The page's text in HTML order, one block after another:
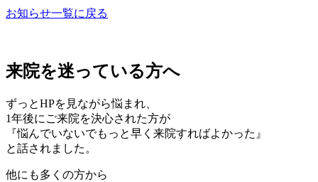
お知らせ一覧に戻る
来院を迷っている方へ
ずっとHPを見ながら悩まれ、
1年後にご来院を決心された方が
『悩んでいないでもっと早く来院すればよかった』
と話されました。
他にも多くの方から